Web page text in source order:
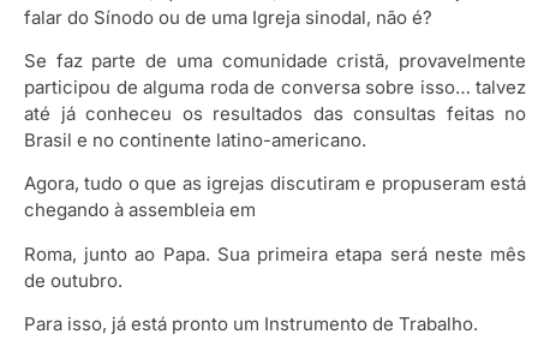
falar do Sínodo ou de uma Igreja sinodal, não é?
Se faz parte de uma comunidade cristã, provavelmente
participou de alguma roda de conversa sobre isso… talvez
até já conheceu os resultados das consultas feitas no
Brasil e no continente latino-americano.
Agora, tudo o que as igrejas discutiram e propuseram está
chegando à assembleia em
Roma, junto ao Papa. Sua primeira etapa será neste mês
de outubro.
Para isso, já está pronto um Instrumento de Trabalho.